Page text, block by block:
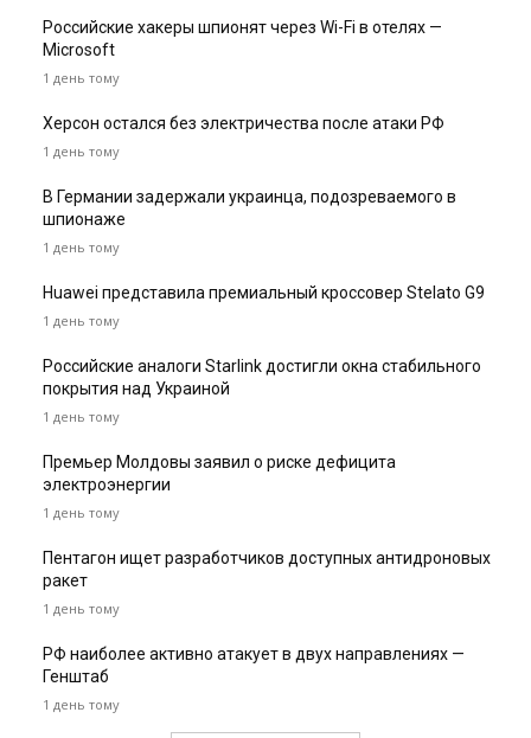
Российские хакеры шпионят через Wi-Fi в отелях —
Microsoft
1 день тому
Херсон остался без электричества после атаки РФ
1 день тому
В Германии задержали украинца, подозреваемого в
шпионаже
1 день тому
Huawei представила премиальный кроссовер Stelato G9
1 день тому
Российские аналоги Starlink достигли окна стабильного
покрытия над Украиной
1 день тому
Премьер Молдовы заявил о риске дефицита
электроэнергии
1 день тому
Пентагон ищет разработчиков доступных антидроновых
ракет
1 день тому
РФ наиболее активно атакует в двух направлениях —
Генштаб
1 день тому